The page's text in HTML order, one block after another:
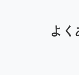
よく